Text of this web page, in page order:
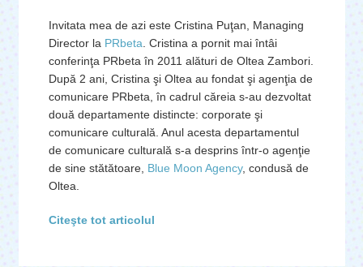
Invitata mea de azi este Cristina Puţan, Managing
Director la PRbeta. Cristina a pornit mai întâi
conferinţa PRbeta în 2011 alături de Oltea Zambori.
După 2 ani, Cristina şi Oltea au fondat şi agenţia de
comunicare PRbeta, în cadrul căreia s-au dezvoltat
două departamente distincte: corporate şi
comunicare culturală. Anul acesta departamentul
de comunicare culturală s-a desprins într-o agenţie
de sine stătătoare, Blue Moon Agency, condusă de
Oltea.
Citeşte tot articolul